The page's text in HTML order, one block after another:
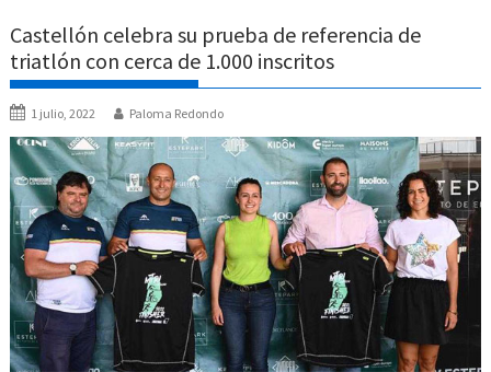
Castellón celebra su prueba de referencia de
triatlón con cerca de 1.000 inscritos
1 julio, 2022 Paloma Redondo